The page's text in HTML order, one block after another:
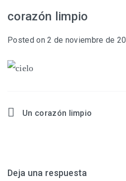
corazón limpio
Posted on2 de noviembre de
Navegación
Un corazón limpio
Deja una respuesta